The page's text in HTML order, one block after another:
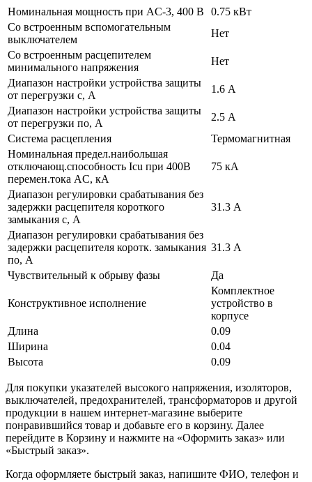
Номинальная мощность при AC-3, 400 В
0.75 кВт
Со встроенным вспомогательным
выключателем
Нет
Со встроенным расцепителем
минимального напряжения
Нет
Диапазон настройки устройства защиты
от перегрузки с, А
1.6 А
Диапазон настройки устройства защиты
от перегрузки по, А
2.5 А
Система расцепления
Термомагнитная
Номинальная предел.наибольшая
отключающ.способность Icu при 400В
перемен.тока AC, кА
75 кА
Диапазон регулировки срабатывания без
задержки расцепителя короткого
замыкания с, А
31.3 А
Диапазон регулировки срабатывания без
задержки расцепителя коротк. замыкания
по, А
31.3 А
Чувствительный к обрыву фазы Да
Конструктивное исполнение
Комплектное
устройство в
корпусе
Длина
0.09
Ширина
0.04
Высота
0.09
Для покупки указателей высокого напряжения, изоляторов,
выключателей, предохранителей, трансформаторов и другой
продукции в нашем интернет-магазине выберите
понравившийся товар и добавьте его в корзину. Далее
перейдите в Корзину и нажмите на «Оформить заказ» или
«Быстрый заказ».
Когда оформляете быстрый заказ, напишите ФИО, телефон и